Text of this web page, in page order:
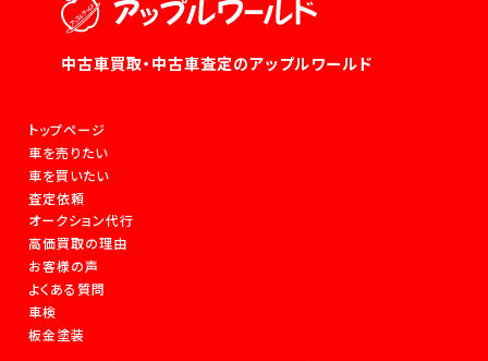
中古車買取・中古車査定のアップルワールド
トップページ
車を売りたい
車を買いたい
査定依頼
オークション代行
高価買取の理由
お客様の声
よくある質問
車検
板金塗装